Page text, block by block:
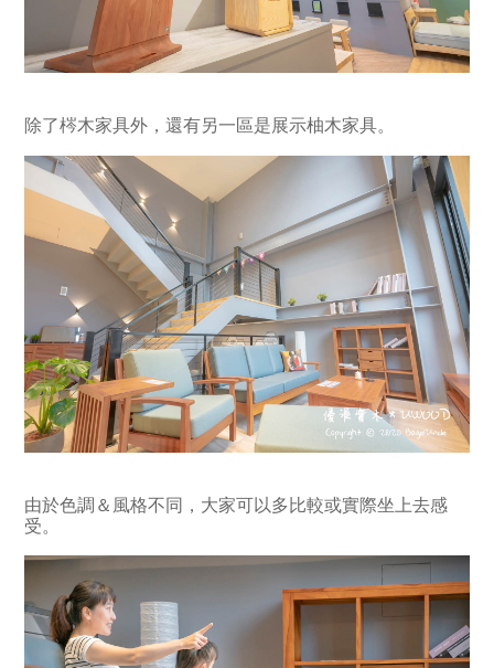
除了梣木家具外，還有另一區是展示柚木家具。
由於色調＆風格不同，大家可以多比較或實際坐上去感
受。